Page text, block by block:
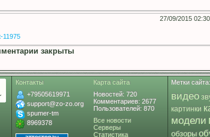
27/09/2015 02:30
11975
закрыты
Контакты
+79505619971
support@zo-zo.org
spumer-tm
8969378
Карта сайта
Новостей: 720
Комментариев: 2677
Пользователей: 870
Все новости
Серверы
Статистика
Метки сайта:
видео
картинки
модели
обзоры